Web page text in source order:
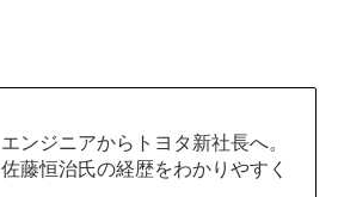
エンジニアからトヨタ新社長へ。
佐藤恒治氏の経歴をわかりやすく